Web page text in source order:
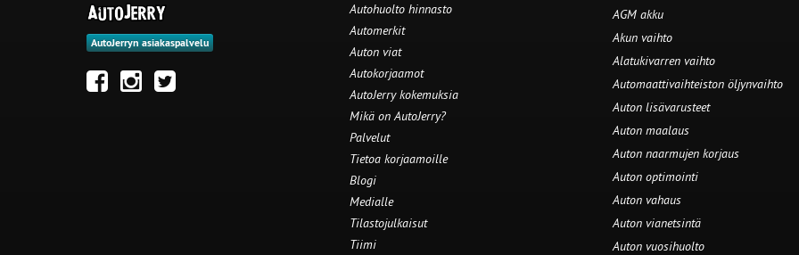
AutoJerryn asiakaspalvelu
Autohuolto hinnasto
Automerkit
Auton viat
Autokorjaamot
AutoJerry kokemuksia
Mikä on AutoJerry?
Palvelut
Tietoa korjaamoille
Blogi
Medialle
Tilastojulkaisut
Tiimi
AGM akku
Akun vaihto
Alatukivarren vaihto
Automaattivaihteiston öljynvaihto
Auton lisävarusteet
Auton maalaus
Auton naarmujen korjaus
Auton optimointi
Auton vahaus
Auton vianetsintä
Auton vuosihuolto